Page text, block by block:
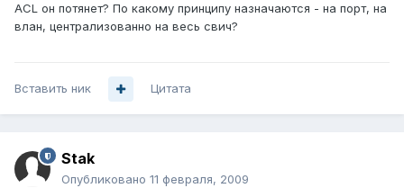
ACL он потянет? По какому принципу назначаются - на порт, на
влан, централизованно на весь свич?
Вставить ник Цитата
Stak
Опубликовано 11 февраля, 2009